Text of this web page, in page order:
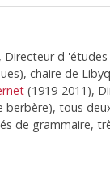
Directeur d 'études
chaire de
(1919-2011),
berbère), tous
de grammaire,